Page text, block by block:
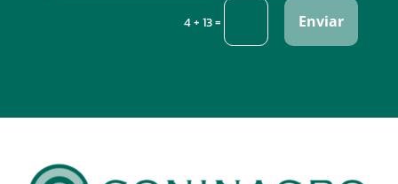
4 + 13= Enviar